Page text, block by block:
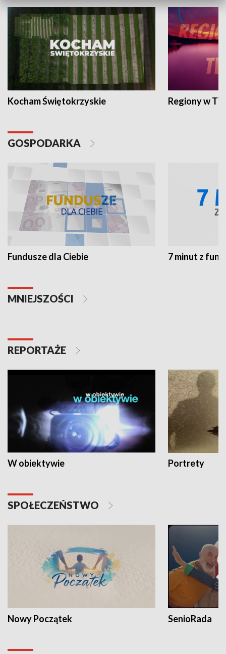
Kocham Świętokrzyskie Regiony w
GOSPODARKA
Fundusze dla Ciebie 7 minut z
MNIEJSZOŚCI
REPORTAŻE
W obiektywie Portrety
SPOŁECZEŃSTWO
Nowy Początek SenioRada